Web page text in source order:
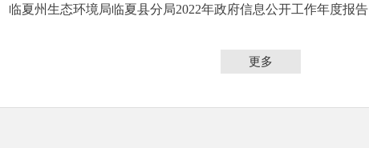
临夏州生态环境局临夏县分局2022年政府信息公开工作年度报告
更多